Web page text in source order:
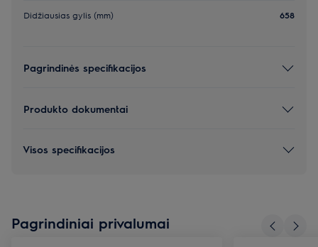
Didžiausias gylis (mm) 658
Pagrindinės specifikacijos
Produkto dokumentai
Visos specifikacijos
Pagrindiniai privalumai